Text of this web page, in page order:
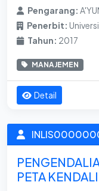
Pengarang:
Penerbit:
Tahun: 2017
MANAJEMEN
Detail
PETA